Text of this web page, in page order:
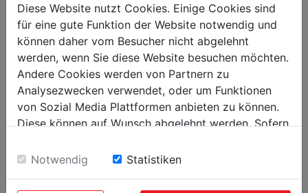
packaging width in mm
305
packaging length in mm
general data
EAN code
9120039903828
POPULAR PRODUCTS
Diese Website nutzt Cookies. Einige Cookies sind
für eine gute Funktion der Website notwendig und
können daher vom Besucher nicht abgelehnt
werden, wenn Sie diese Website besuchen möchten.
Andere Cookies werden von Partnern zu
Analysezwecken verwendet, oder um Funktionen
von Sozial Media Plattformen anbieten zu können.
Diese können auf Wunsch abgelehnt werden. Sofern
Einwilligung zu unseren Cookies.
Notwendig Statistiken